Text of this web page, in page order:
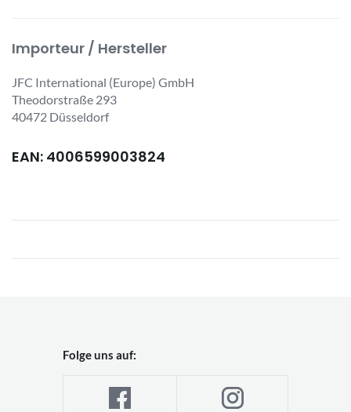
Importeur / Hersteller
JFC International (Europe) GmbH
Theodorstraße 293
40472 Düsseldorf
EAN: 4006599003824
Folge uns auf: